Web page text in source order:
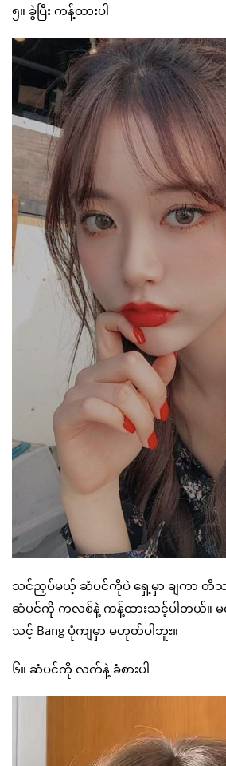
၅။ ခွဲပြီး ကန့်ထားပါ
သင်ညှပ်မယ့် ဆံပင်ကိုပဲ ရှေ့မှာ ချကာ တိ
ဆံပင်ကို ကလစ်နဲ့ ကန့်ထားသင့်ပါတယ်။
သင့် Bang ပုံကျမှာ မဟုတ်ပါဘူး။
၆။ ဆံပင်ကို လက်နဲ့ ခံစားပါ